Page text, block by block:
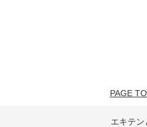
PAGE
エキテン